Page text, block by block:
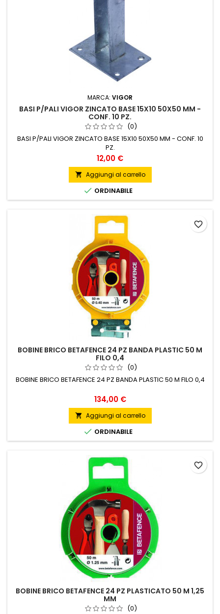
MARCA: VIGOR
BASI P/PALI VIGOR ZINCATO BASE 15X10 50X50 MM -
CONF. 10 PZ.
(0)
BASI P/PALI VIGOR ZINCATO BASE 15X10 50X50 MM - CONF. 10
PZ.
Prezzo
12,00 €
 Aggiungi al carrello
 ORDINABILE
BOBINE BRICO BETAFENCE 24 PZ BANDA PLASTIC 50 M
FILO 0,4
(0)
BOBINE BRICO BETAFENCE 24 PZ BANDA PLASTIC 50 M FILO 0,4
Prezzo
134,00 €
 Aggiungi al carrello
 ORDINABILE
favorite_border
BOBINE BRICO BETAFENCE 24 PZ PLASTICATO 50 M 1,25
MM
(0)
favorite_border